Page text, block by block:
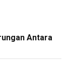
Antara